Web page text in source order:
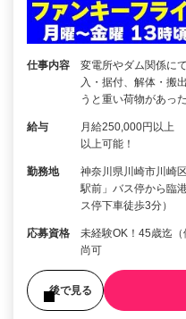
仕事内容
変電所やダム関係に
入・据付、解体・搬
うと重い荷物があっ
給与
月給250,000円以
以上可能！
勤務地
神奈川県川崎市川崎
駅前」バス停から臨
ス停下車徒歩3分）
応募資格
未経験OK！45歳迄
尚可
後で見る